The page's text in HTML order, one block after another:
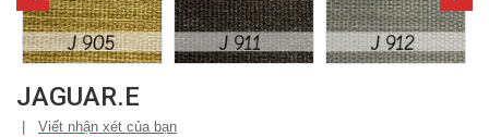
JAGUAR.E
Viết nhận xét của bạn